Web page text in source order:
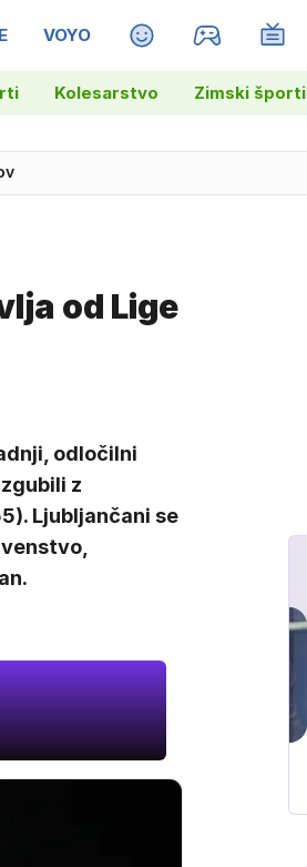
VOYO MAGAZIN
Kolesarstvo Zimski športi
od Lige
odločilni
z
Ljubljančani se